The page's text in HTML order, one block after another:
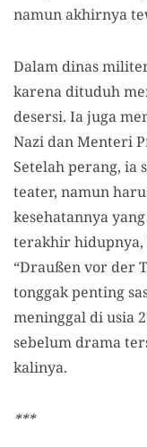
namun akhirnya
Dalam dinas
karena dituduh
desersi. Ia juga
Nazi dan Menteri
Setelah perang, ia
teater, namun
kesehatannya
terakhir hidupnya,
“Draußen vor der
tonggak penting
meninggal di usia
sebelum drama
kalinya.
***